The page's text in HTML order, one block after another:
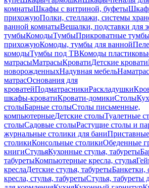
комнатыШкафы с витриной, буфеты
прихожуюПолки, стеллажи, системы
ванной комнатыВешалки, подставки для
тумбыКомодыТумбыПрикроватные
прихожуюКомоды, тумбы для ванной
комодыТумбы под ТВКомоды
матрасыМатрасыКроватиДетские кровати
новорожденныхНадувная мебель
матрасОснования для
кроватейПодматрасникиРаскладушки
шкафы-кроватиКровати-домикиСтолы
столыБарные столыСтолы письменные,
компьютерныеДетские столыТуалетные
столыСадовые столыРастущие столы и
журнальные столики для баниПриставные
столикиКонсольные столикиОбеденные
книгиСтульяКухонные стулья, табуреты
табуретыКомпьютерные кресла, стулья
креслаДетские стулья, табуретыБанкетки,
кресла, стулья, табуретыСтулья, табуреты